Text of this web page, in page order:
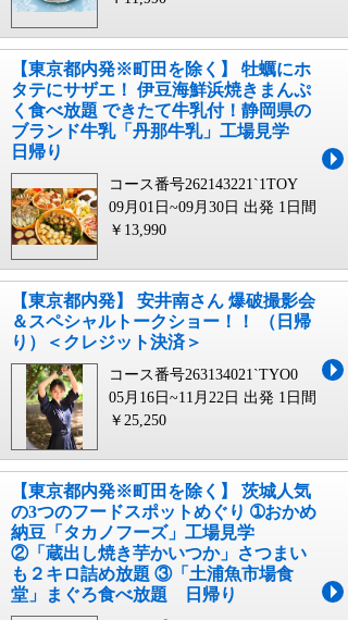
【東京都内発※町田を除く】 牡蠣にホ
タテにサザエ！ 伊豆海鮮浜焼きまんぷ
く食べ放題 できたて牛乳付！静岡県の
ブランド牛乳「丹那牛乳」工場見学
日帰り
コース番号262143221`1TOY
09月01日~09月30日 出発 1日間
￥13,990
【東京都内発】 安井南さん 爆破撮影会
＆スペシャルトークショー！！ （日帰
り）＜クレジット決済＞
コース番号263134021`TYO0
05月16日~11月22日 出発 1日間
￥25,250
【東京都内発※町田を除く】 茨城人気
の3つのフードスポットめぐり ➀おかめ
納豆「タカノフーズ」工場見学
②「蔵出し焼き芋かいつか」さつまい
も２キロ詰め放題 ③「土浦魚市場食
堂」まぐろ食べ放題 日帰り